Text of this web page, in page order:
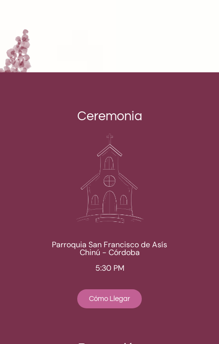
Ceremonia
Parroquia San Francisco de Asís
Chinú - Córdoba
5:30 PM
Cómo Llegar